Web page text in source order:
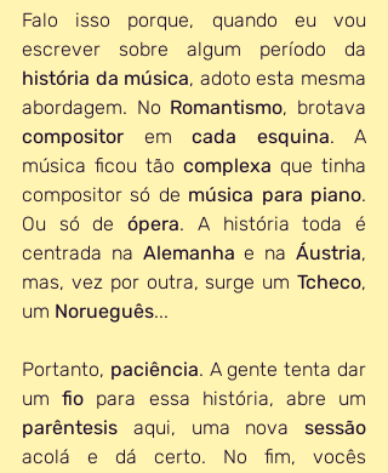
Falo isso porque, quando eu vou
história da música, adoto esta mesma
abordagem. No Romantismo
compositor em cada esquina. A
música ficou tão complexa que tinha
compositor só de música para piano.
Ou só de ópera. A história toda é
centrada na Alemanha e na Áustria,
mas, vez por outra, surge um Tcheco,
um Norueguês...
Portanto, paciência. A gente tenta dar
um fio
parêntesis aqui, uma nova